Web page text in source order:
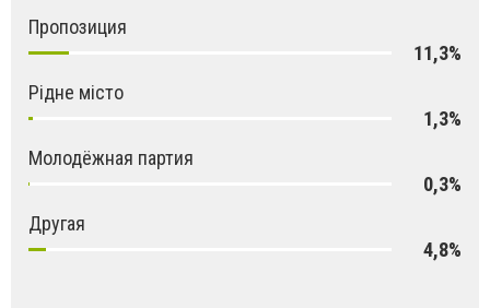
Пропозиция
11,3%
Рідне місто
1,3%
Молодёжная партия
0,3%
Другая
4,8%